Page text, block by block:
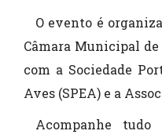
O evento é
Câmara Municipal
com a Sociedade
Aves (SPEA) e a
Acompanhe tudo